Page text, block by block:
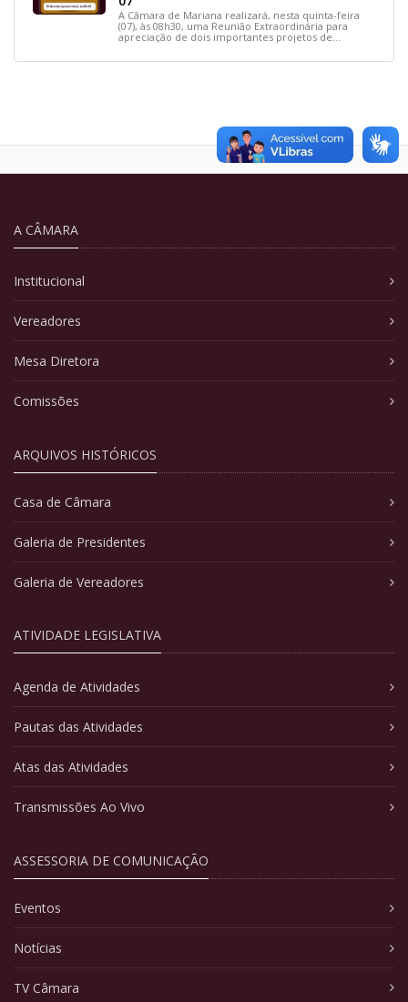
A Câmara de Mariana realizará, nesta quinta-feira
(07), às 08h30, uma Reunião Extraordinária para
apreciação de dois importantes projetos de
interesse do município.
A CÂMARA
Institucional
Vereadores
Mesa Diretora
Comissões
ARQUIVOS HISTÓRICOS
Casa de Câmara
Galeria de Presidentes
Galeria de Vereadores
ATIVIDADE LEGISLATIVA
Agenda de Atividades
Pautas das Atividades
Atas das Atividades
Transmissões Ao Vivo
ASSESSORIA DE COMUNICAÇÃO
Eventos
Notícias
TV Câmara